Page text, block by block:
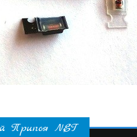
Припоя NET